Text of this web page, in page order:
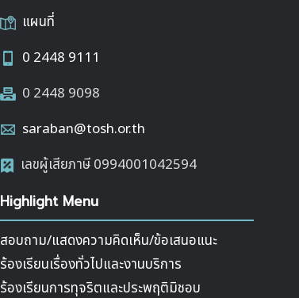
แผนที่
0 2448 9111
0 2448 9098
saraban@tosh.or.th
เลขผู้เสียภาษี 0994001042594
Highlight Menu
สอบถาม/แสดงความคิดเห็น/ข้อเสนอแนะ
ร้องเรียนเรื่องทั่วไปและงานบริการ
ร้องเรียนการทุจริตและประพฤติมิชอบ